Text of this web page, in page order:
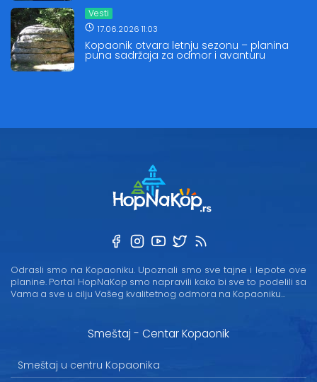
Vesti
17.06.2026 11:03
Kopaonik otvara letnju sezonu – planina
puna sadržaja za odmor i avanturu
Odrasli smo na Kopaoniku. Upoznali smo sve tajne i lepote ove
planine. Portal HopNaKop smo napravili kako bi sve to podelili sa
Vama a sve u cilju Vašeg kvalitetnog odmora na Kopaoniku...
Smeštaj - Centar Kopaonik
Smeštaj u centru Kopaonika